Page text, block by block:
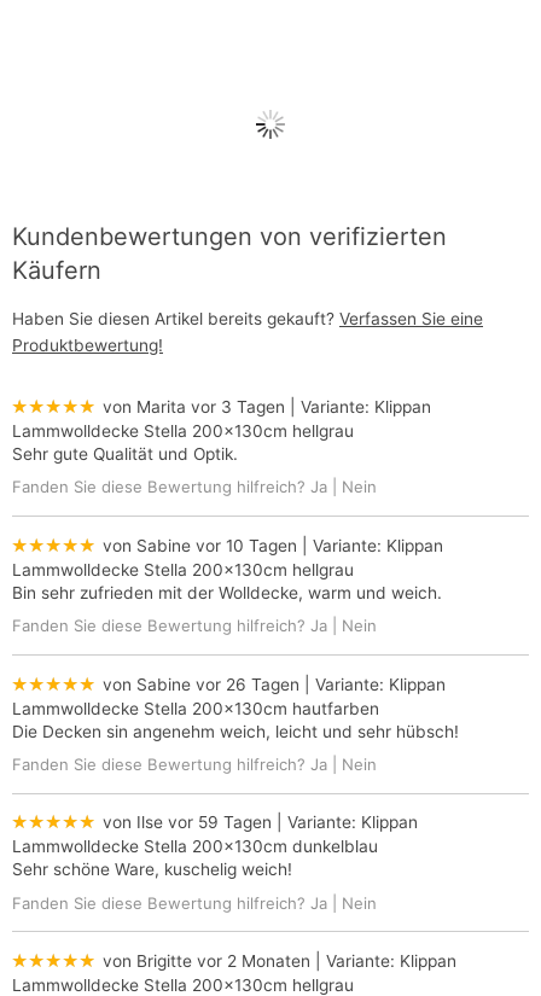
Kundenbewertungen von verifizierten
Käufern
Haben Sie diesen Artikel bereits gekauft? Verfassen Sie eine
Produktbewertung!
★★★★★ von Marita vor 3 Tagen | Variante: Klippan
Lammwolldecke Stella 200x130cm hellgrau
Sehr gute Qualität und Optik.
Fanden Sie diese Bewertung hilfreich? Ja Nein
★★★★★ von Sabine vor 10 Tagen | Variante: Klippan
Lammwolldecke Stella 200x130cm hellgrau
Bin sehr zufrieden mit der Wolldecke, warm und weich.
Fanden Sie diese Bewertung hilfreich? Ja Nein
★★★★★ von Sabine vor 26 Tagen | Variante: Klippan
Lammwolldecke Stella 200x130cm hautfarben
Die Decken sin angenehm weich, leicht und sehr hübsch!
Fanden Sie diese Bewertung hilfreich? Ja Nein
★★★★★ von Ilse vor 59 Tagen | Variante: Klippan
Lammwolldecke Stella 200x130cm dunkelblau
Sehr schöne Ware, kuschelig weich!
Fanden Sie diese Bewertung hilfreich? Ja Nein
★★★★★ von Brigitte vor 2 Monaten | Variante: Klippan
Lammwolldecke Stella 200x130cm hellgrau